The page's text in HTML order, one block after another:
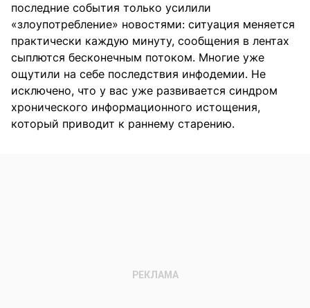
последние события только усилили
«злоупотребление» новостями: ситуация меняется
практически каждую минуту, сообщения в лентах
сыплются бесконечным потоком. Многие уже
ощутили на себе последствия инфодемии. Не
исключено, что у вас уже развивается синдром
хронического информационного истощения,
который приводит к раннему старению.